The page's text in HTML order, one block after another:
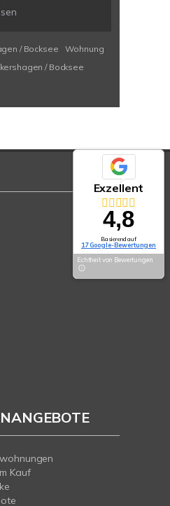
/ Bocksee
Wohnung
/ Bocksee
Exzellent
4,8
Basierend auf
17 Google-Bewertungen
Echtheit von Bewertungen
Kauf